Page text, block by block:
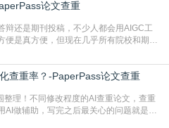
原创创作。生成过程中，很容易复用已
开
论文查重
辩还是期刊投稿，不少人都会用AIGC工
是真方便，但现在几乎所有院校和期刊
时候，找到靠谱的降AIGC检测率的网
护学术原创性的智能伙伴AIGC生成内
查重率？-PaperPass论文查重
理！不同修改程度的AI查重论文，查重
做辅助，写完之后最关心的问题就是ai